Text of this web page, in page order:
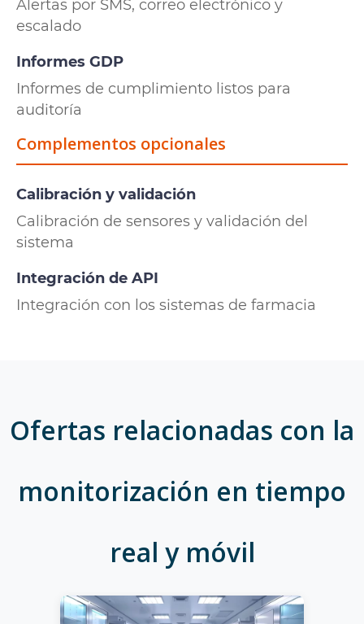
Alertas por SMS, correo electrónico y
escalado
Informes GDP
Informes de cumplimiento listos para
auditoría
Complementos opcionales
Calibración y validación
Calibración de sensores y validación del
sistema
Integración de API
Integración con los sistemas de farmacia
Ofertas relacionadas con la
monitorización en tiempo
real y móvil